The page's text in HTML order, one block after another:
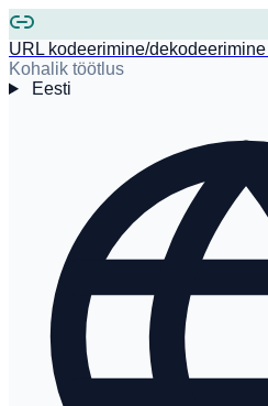
URL kodeerimine/dekodeerimine
Kohalik töötlus
Eesti